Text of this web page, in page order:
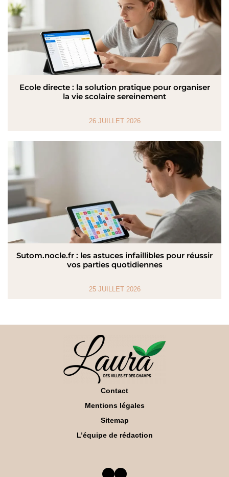
Ecole directe : la solution pratique pour organiser
la vie scolaire sereinement
26 JUILLET 2026
Sutom.nocle.fr : les astuces infaillibles pour réussir
vos parties quotidiennes
25 JUILLET 2026
Contact
Mentions légales
Sitemap
L’équipe de rédaction
Facebook
Twitter